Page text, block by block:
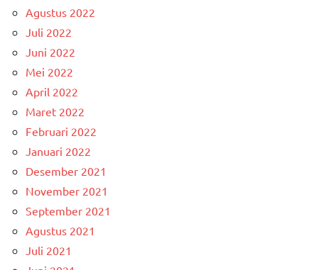
Agustus 2022
Juli 2022
Juni 2022
Mei 2022
April 2022
Maret 2022
Februari 2022
Januari 2022
Desember 2021
November 2021
September 2021
Agustus 2021
Juli 2021